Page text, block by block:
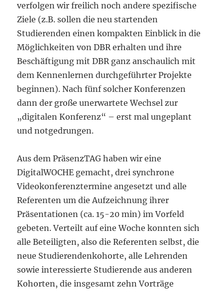
verfolgen wir freilich noch andere spezifische
Ziele (z.B. sollen die neu startenden
Studierenden einen kompakten Einblick in die
Möglichkeiten von DBR erhalten und ihre
Beschäftigung mit DBR ganz anschaulich mit
dem Kennenlernen durchgeführter Projekte
beginnen). Nach fünf solcher Konferenzen
dann der große unerwartete Wechsel zur
„digitalen Konferenz“ – erst mal ungeplant
und notgedrungen.
Aus dem PräsenzTAG haben wir eine
DigitalWOCHE gemacht, drei synchrone
Videokonferenztermine angesetzt und alle
Referenten um die Aufzeichnung ihrer
Präsentationen (ca. 15-20 min) im Vorfeld
gebeten. Verteilt auf eine Woche konnten sich
alle Beteiligten, also die Referenten selbst, die
neue Studierendenkohorte, alle Lehrenden
sowie interessierte Studierende aus anderen
Kohorten, die insgesamt zehn Vorträge